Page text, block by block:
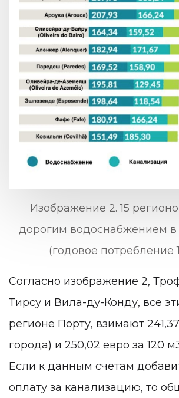
Изображение 2. 15
дорогим водоснабжением в
(годовое потребление
Согласно изображение 2,
Тирсу и Вила-ду-Конду, все
регионе Порту, взимают
города) и 250,02 евро за 120
Если к данным счетам
оплату за канализацию, то